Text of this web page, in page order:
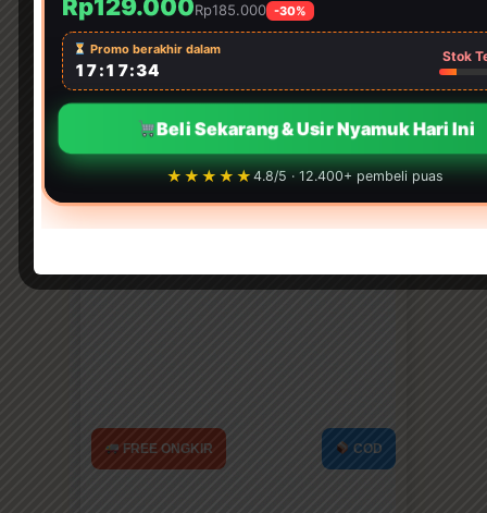
Rp129.000Rp185.000 -30%
Promo berakhir dalam
17:17:31
Stok
Beli Sekarang & Usir Nyamuk Hari Ini
★★★★★4.8/5 · 12.400+ pembeli puas